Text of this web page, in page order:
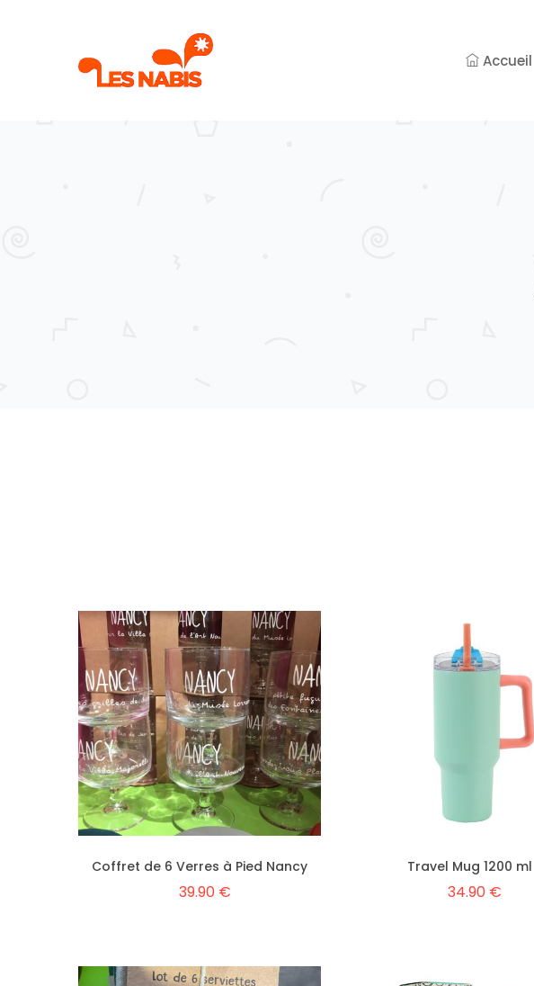
Accueil
Coffret de 6 Verres à Pied Nancy
39.90 €
Travel Mug 1200 ml
34.90 €